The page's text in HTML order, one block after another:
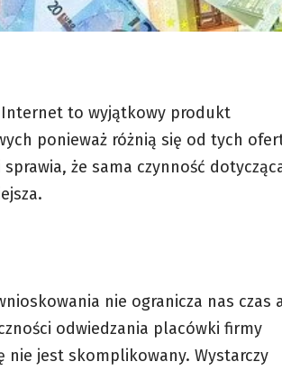
Internet to wyjątkowy produkt
ponieważ różnią się od tych
że sama czynność
nie ogranicza nas czas
odwiedzania placówki firmy
nie jest skomplikowany. Wystarczy